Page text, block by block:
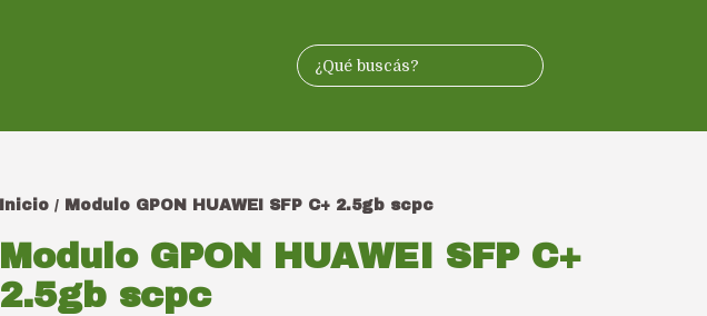
Inicio / Modulo GPON HUAWEI SFP C+ 2.5gb scpc
Modulo GPON HUAWEI SFP C+
2.5gb scpc